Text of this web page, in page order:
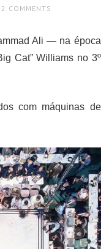
2 COMMENTS
Ali — na época
Cat” Williams no 3º
com máquinas de